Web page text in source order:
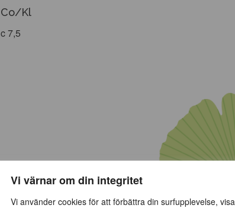
Vi värnar om din integritet
Vi använder cookies för att förbättra din surfupplevelse, visa
Co/Kl
c 7,5